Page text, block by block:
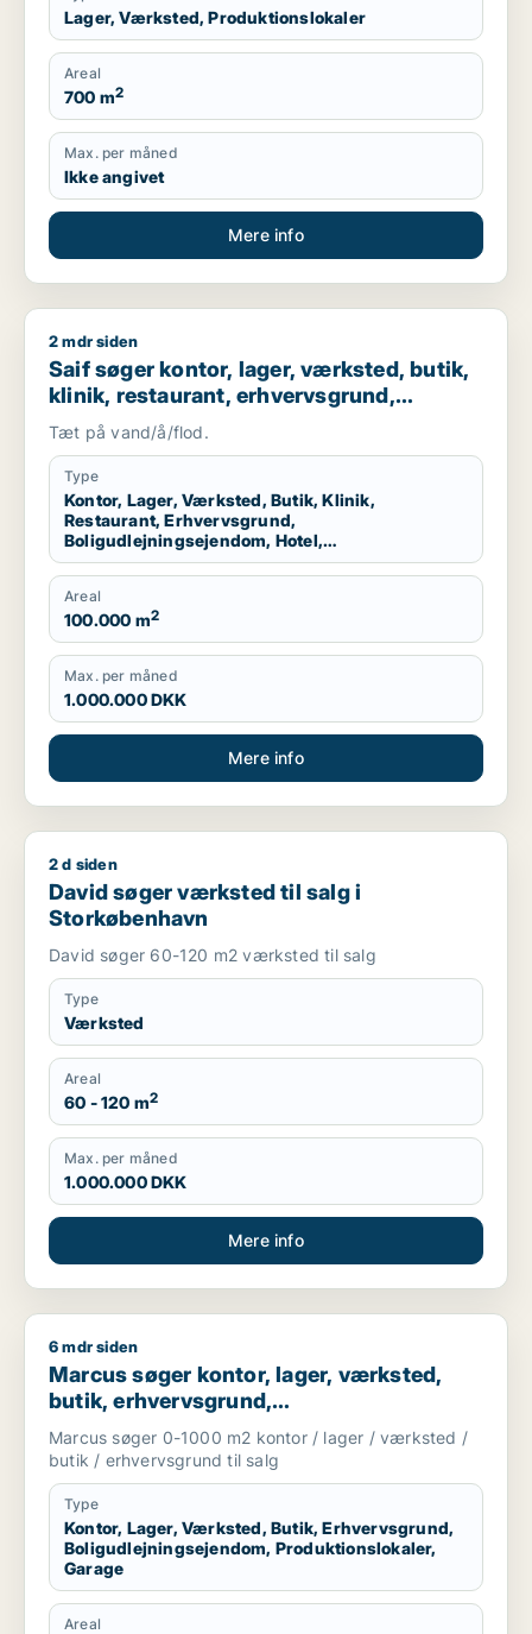
Lager, Værksted, Produktionslokaler
Areal
700 m2
Max. per måned
Ikke angivet
Mere info
Saif søger kontor, lager, værksted, butik, klinik, restaurant,
2 mdr siden
Saif søger kontor, lager, værksted, butik,
klinik, restaurant, erhvervsgrund,
boligudlejningsejendom, hotel,
produktionslokaler eller garage til salg i
Storkøbenhavn
Tæt på vand/å/flod.
Type
Kontor, Lager, Værksted, Butik, Klinik,
Restaurant, Erhvervsgrund,
Boligudlejningsejendom, Hotel,
Produktionslokaler, Garage
Areal
100.000 m2
Max. per måned
1.000.000 DKK
Mere info
David søger værksted til salg i Storkøbenhavn
2 d siden
David søger værksted til salg i
Storkøbenhavn
David søger 60-120 m2 værksted til salg
Type
Værksted
Areal
60 - 120 m2
Max. per måned
1.000.000 DKK
Mere info
Marcus søger kontor, lager, værksted, butik,
6 mdr siden
Marcus søger kontor, lager, værksted,
butik, erhvervsgrund,
boligudlejningsejendom,
produktionslokaler eller garage til salg i
Storkøbenhavn
Marcus søger 0-1000 m2 kontor / lager / værksted /
butik / erhvervsgrund til salg
Type
Kontor, Lager, Værksted, Butik, Erhvervsgrund,
Boligudlejningsejendom, Produktionslokaler,
Garage
Areal